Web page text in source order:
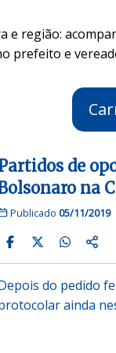
e região:
prefeito e
de
na
Publicado 05/11/2019
do pedido
ainda